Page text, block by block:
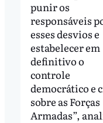
punir os
responsáveis
esses desvios e
estabelecer em
definitivo o
controle
democrático e
sobre as Forças
Armadas”,